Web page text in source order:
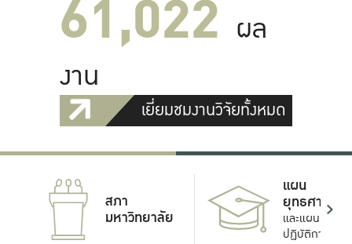
61,022 ผล
งาน
เยี่ยมชมงานวิจัยทั้งหมด
สภา
มหาวิทยาลัย
แผน
ยุทธศาสตร์
และแผน
ปฏิบัติการ